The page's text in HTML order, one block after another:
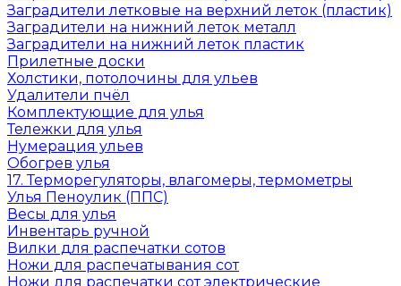
Заградители летковые на верхний леток (пластик)
Заградители на нижний леток металл
Заградители на нижний леток пластик
Прилетные доски
Холстики, потолочины для ульев
Удалители пчёл
Комплектующие для улья
Тележки для улья
Нумерация ульев
Обогрев улья
17. Терморегуляторы, влагомеры, термометры
Улья Пеноулик (ППС)
Весы для улья
Инвентарь ручной
Вилки для распечатки сотов
Ножи для распечатывания сот
Ножи для распечатки сот электрические